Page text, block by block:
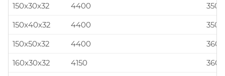
150x30x32
4400
150x40x32
4400
150x50x32
4400
160x30x32
4150